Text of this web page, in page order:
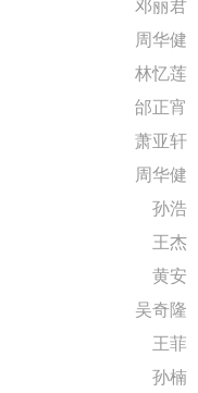
邓丽君
周华健
林忆莲
邰正宵
萧亚轩
周华健
孙浩
王杰
黄安
吴奇隆
王菲
孙楠